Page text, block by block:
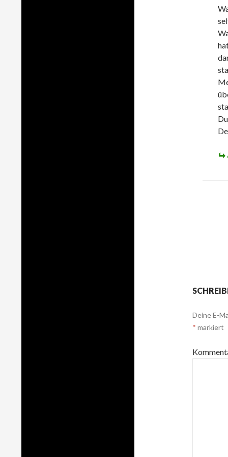
Deine E-
* markiert